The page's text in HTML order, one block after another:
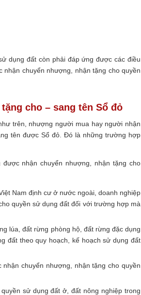
dụng đất còn phải đáp ứng được các điều
chuyển nhượng, nhận tặng cho quyền
cho – sang tên Sổ đỏ
trên, nhượng người mua hay người nhận
tên được Sổ đỏ. Đó là những trường hợp
nhận chuyển nhượng, nhận tặng cho
Nam định cư ở nước ngoài, doanh nghiệp
quyền sử dụng đất đối với trường hợp mà
lúa, đất rừng phòng hộ, đất rừng đặc dụng
đất theo quy hoạch, kế hoạch sử dụng đất
chuyển nhượng, nhận tặng cho quyền
sử dụng đất ở, đất nông nghiệp trong